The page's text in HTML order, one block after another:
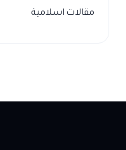
مقالات اسلامية